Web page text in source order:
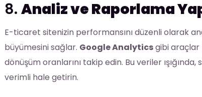
8. Analiz ve Raporlama
E-ticaret sitenizin performansını düzenli olarak
büyümesini sağlar. Google Analyticsgibi araçlar
dönüşüm oranlarını takip edin. Bu veriler
verimli hale getirin.